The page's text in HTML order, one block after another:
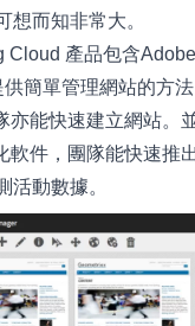
想而知非常大。
Cloud 產品包含
簡單管理網站的方
亦能快速建立網站。
軟件，團隊能快速推
活動數據。